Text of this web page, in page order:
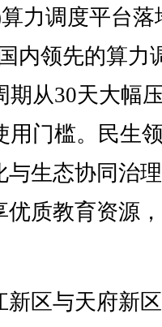
力调度平台落
内领先的算力
从30天大幅
用门槛。民生
生态协同治
质教育资源
区与天府新区